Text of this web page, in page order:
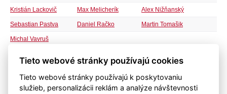
Kristián Lackovič Max Melicherík Alex Nižňanský
Sebastian Pastva Daniel Račko Martin Tomašik
Michal Vavruš
STREDOPOLIARI
Tieto webové stránky používajú cookies
Tieto webové stránky používajú k poskytovaniu
služieb, personalizácii reklám a analýze návštevnosti